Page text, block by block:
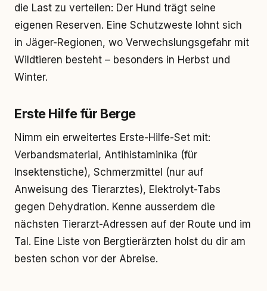
die Last zu verteilen: Der Hund trägt seine
eigenen Reserven. Eine Schutzweste lohnt sich
in Jäger-Regionen, wo Verwechslungsgefahr mit
Wildtieren besteht – besonders in Herbst und
Winter.
Erste Hilfe für Berge
Nimm ein erweitertes Erste-Hilfe-Set mit:
Verbandsmaterial, Antihistaminika (für
Insektenstiche), Schmerzmittel (nur auf
Anweisung des Tierarztes), Elektrolyt-Tabs
gegen Dehydration. Kenne ausserdem die
nächsten Tierarzt-Adressen auf der Route und im
Tal. Eine Liste von Bergtierärzten holst du dir am
besten schon vor der Abreise.